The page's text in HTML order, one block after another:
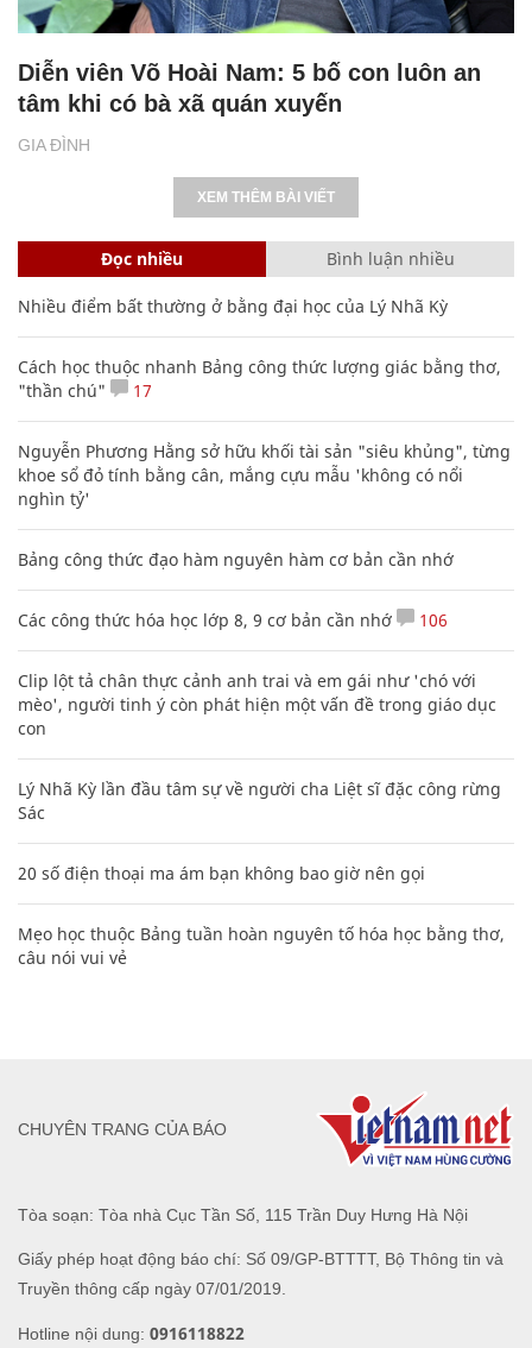
GIA ĐÌNH
Diễn viên Võ Hoài Nam: 5 bố con luôn an
tâm khi có bà xã quán xuyến
XEM THÊM BÀI VIẾT
Đọc nhiều Bình luận nhiều
Nhiều điểm bất thường ở bằng đại học của Lý Nhã Kỳ
Cách học thuộc nhanh Bảng công thức lượng giác bằng thơ,
"thần chú"
17
Nguyễn Phương Hằng sở hữu khối tài sản "siêu khủng", từng
khoe sổ đỏ tính bằng cân, mắng cựu mẫu 'không có nổi
nghìn tỷ'
Bảng công thức đạo hàm nguyên hàm cơ bản cần nhớ
Các công thức hóa học lớp 8, 9 cơ bản cần nhớ 106
Clip lột tả chân thực cảnh anh trai và em gái như 'chó với
mèo', người tinh ý còn phát hiện một vấn đề trong giáo dục
con
Lý Nhã Kỳ lần đầu tâm sự về người cha Liệt sĩ đặc công rừng
Sác
20 số điện thoại ma ám bạn không bao giờ nên gọi
Mẹo học thuộc Bảng tuần hoàn nguyên tố hóa học bằng thơ,
câu nói vui vẻ
Tòa soạn: Tòa nhà Cục Tần Số, 115 Trần Duy Hưng Hà Nội
Giấy phép hoạt động báo chí: Số 09/GP-BTTTT, Bộ Thông tin và
Truyền thông cấp ngày 07/01/2019.
Hotline nội dung: 0916118822
CHUYÊN TRANG CỦA BÁO